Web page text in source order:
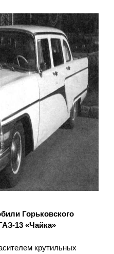
Горьковского
13 «Чайка»
крутильных